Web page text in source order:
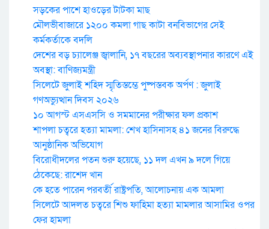
সড়কের পাশে হাওড়ের টাটকা মাছ
মৌলভীবাজারে ১২০০ কমলা গাছ কাটা বনবিভাগের সেই
কর্মকর্তাকে বদলি
দেশের বড় চ্যালেঞ্জ জ্বালানি, ১৭ বছরের অব্যবস্থাপনার কারণে এই
অবস্থা: বাণিজ্যমন্ত্রী
সিলেটে জুলাই শহিদ স্মৃতিস্তম্ভে পুষ্পস্তবক অর্পণ : জুলাই
গণঅভ্যুত্থান দিবস ২০২৬
১০ আগস্ট এসএসসি ও সমমানের পরীক্ষার ফল প্রকাশ
শাপলা চত্বরে হত্যা মামলা: শেখ হাসিনাসহ ৪১ জনের বিরুদ্ধে
আনুষ্ঠানিক অভিযোগ
বিরোধীদলের পতন শুরু হয়েছে, ১১ দল এখন ৯ দলে গিয়ে
ঠেকেছে: রাশেদ খান
কে হতে পারেন পরবর্তী রাষ্ট্রপতি, আলোচনায় এক আমলা
সিলেটে আদলত চত্বরে শিশু ফাহিমা হত্যা মামলার আসামির ওপর
ফের হামলা